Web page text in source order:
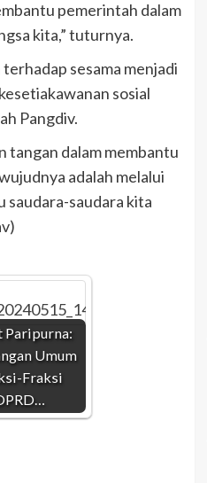
pemerintah dalam
kita,” tuturnya.
sesama menjadi
sosial
Pangdiv.
tangan dalam membantu
adalah melalui
saudara-saudara kita
Paripurna:
Umum
Fraksi